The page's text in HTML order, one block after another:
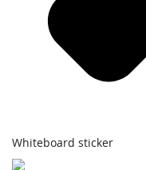
Whiteboard sticker